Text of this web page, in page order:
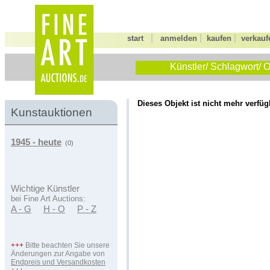
start anmelden kaufen
Künstler/ Schlagwort/
Kunstauktionen
1945 - heute (0)
Wichtige Künstler
bei Fine Art Auctions:
A - G H - O P - Z
+++ Bitte beachten Sie unsere
Änderungen zur Angabe von
Endpreis und Versandkosten
Dieses Objekt ist nicht mehr